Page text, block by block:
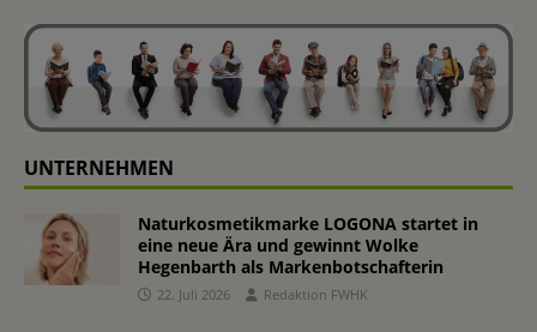
UNTERNEHMEN
Naturkosmetikmarke LOGONA startet in
eine neue Ära und gewinnt Wolke
Hegenbarth als Markenbotschafterin
22. Juli 2026 Redaktion FWHK